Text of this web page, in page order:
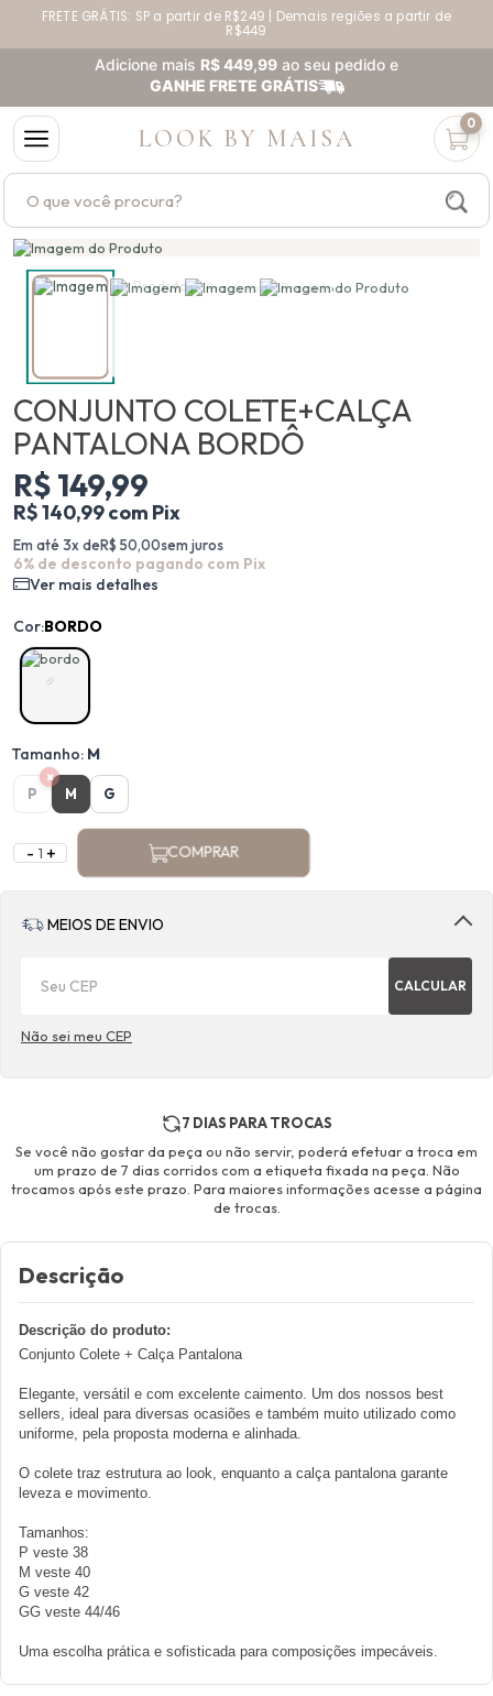
FRETE GRÁTIS: SP a partir de R$249 | Demais regiões a partir de
R$449
Parcele suas compras em até 5x sem juros no cartão
Adicione mais R$ 449,99 ao seu pedido e
GANHE FRETE GRÁTIS
Buscar produtos
LOOK BY MAISA
0
CONJUNTO COLETE+CALÇA
PANTALONA BORDÔ
R$ 149,99
R$ 140,99 com Pix
Em até 3x deR$ 50,00sem juros
6% de desconto pagando com Pix
Ver mais detalhes
Cor:BORDO
Tamanho: M
P
×
M G
- + COMPRAR
MEIOS DE ENVIO
CALCULAR
Não sei meu CEP
7 DIAS PARA TROCAS
Se você não gostar da peça ou não servir, poderá efetuar a troca em
um prazo de 7 dias corridos com a etiqueta fixada na peça. Não
trocamos após este prazo. Para maiores informações acesse a página
de trocas.
Descrição
Descrição do produto:
Conjunto Colete + Calça Pantalona
Elegante, versátil e com excelente caimento. Um dos nossos best
sellers, ideal para diversas ocasiões e também muito utilizado como
uniforme, pela proposta moderna e alinhada.
O colete traz estrutura ao look, enquanto a calça pantalona garante
leveza e movimento.
Tamanhos:
P veste 38
M veste 40
G veste 42
GG veste 44/46
Uma escolha prática e sofisticada para composições impecáveis.